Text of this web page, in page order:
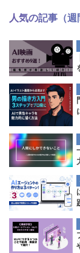
人気の記事（週